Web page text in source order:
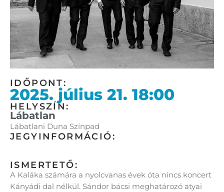
IDŐPONT:
2025. július 21. 18:00
HELYSZÍN:
Lábatlan
Lábatlani Duna Színpad
JEGYINFORMÁCIÓ:
ISMERTETŐ:
A Kaláka számára a nyolcvanas évek óta nincs koncert
Kányádi dal nélkül. Sándor bácsi meghatározó atyai